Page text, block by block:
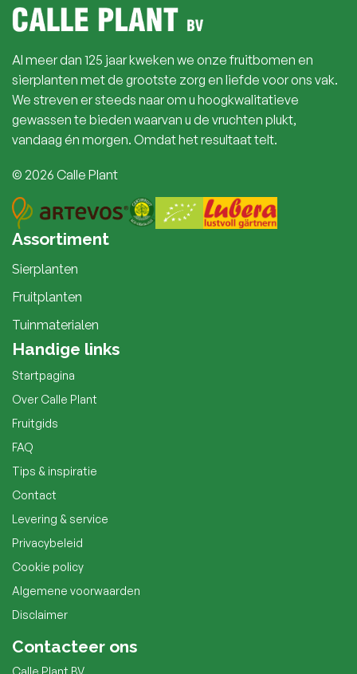
Al meer dan 125 jaar kweken we onze fruitbomen en
sierplanten met de grootste zorg en liefde voor ons vak.
We streven er steeds naar om u hoogkwalitatieve
gewassen te bieden waarvan u de vruchten plukt,
vandaag én morgen. Omdat het resultaat telt.
© 2026 Calle Plant
Assortiment
Sierplanten
Fruitplanten
Tuinmaterialen
Handige links
Startpagina
Over Calle Plant
Fruitgids
FAQ
Tips & inspiratie
Contact
Levering & service
Privacybeleid
Cookie policy
Algemene voorwaarden
Disclaimer
Contacteer ons
Calle Plant BV